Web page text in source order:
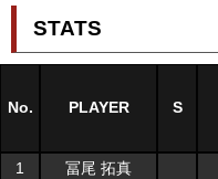
STATS
No. PLAYER S
1 冨尾 拓真